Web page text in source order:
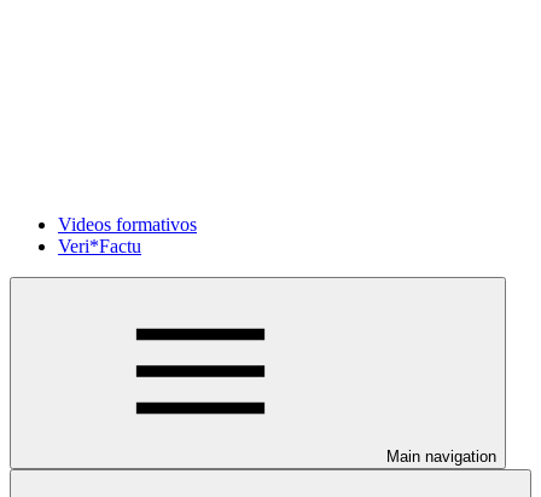
Videos formativos
Veri*Factu
Main navigation